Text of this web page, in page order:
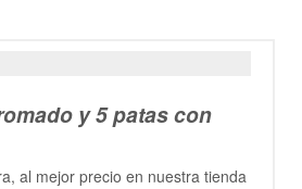
y 5 patas con
al mejor precio en nuestra tienda